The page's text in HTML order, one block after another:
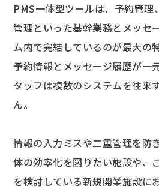
PMS一体型ツールは、予約管理
管理といった基幹業務とメッセ
ム内で完結しているのが最大の
予約情報とメッセージ履歴が一
タッフは複数のシステムを往来
ん。
情報の入力ミスや二重管理を防
体の効率化を図りたい施設や、
を検討している新規開業施設に